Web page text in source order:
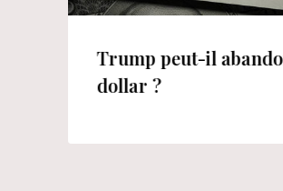
Trump peut-il
dollar ?